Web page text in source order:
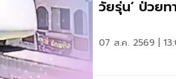
วัยรุ่น’ ป่วยท
07 ส.ค. 2569 |